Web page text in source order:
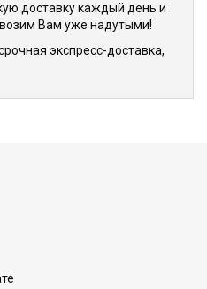
доставку каждый день и
Вам уже надутыми!
экспресс-доставка,